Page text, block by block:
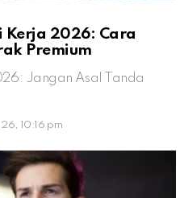
Kerja 2026: Cara
Premium
Jangan Asal Tanda
10:16 pm